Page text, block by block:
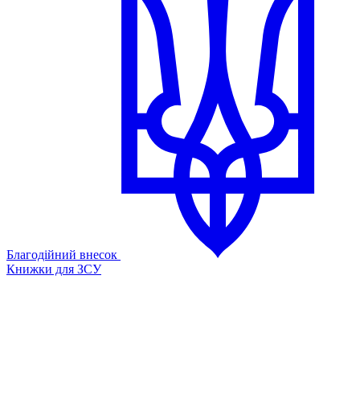
Благодійний внесок
Книжки для ЗСУ